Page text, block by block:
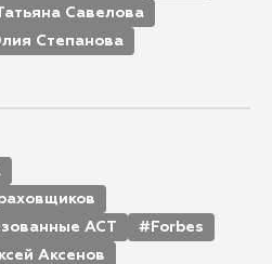
Савелова
Степанова
АСТ
Forbes
Аксенов